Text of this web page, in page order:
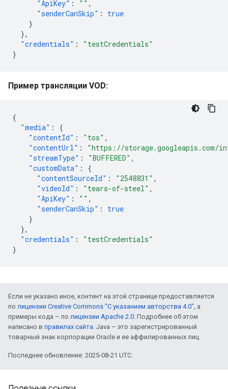
"ApiKey" : "" ,
"senderCanSkip" :
true
}
},
"credentials" :
"testCredentials"
}
Пример трансляции VOD:
{
"media" :
{
"contentId" : "tos" ,
"contentUrl" :
"https://storage.googleapis.com/
"streamType" : "BUFFERED" ,
"customData" :
{
"contentSourceId" : "2548831" ,
"videoId" : "tears-of-steel" ,
"ApiKey" : "" ,
"senderCanSkip" :
true
}
},
"credentials" :
"testCredentials"
}
Если не указано иное, контент на этой странице предоставляется
по лицензии Creative Commons "С указанием авторства 4.0", а
примеры кода – по лицензии Apache 2.0. Подробнее об этом
написано в правилах сайта. Java – это зарегистрированный
товарный знак корпорации Oracle и ее аффилированных лиц.
Последнее обновление: 2025-08-21 UTC.